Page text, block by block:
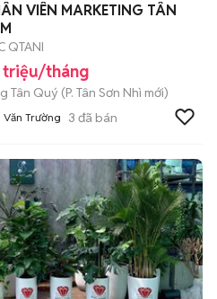
VIÊN MARKETING TÂN
QTANI
triệu/tháng
Tân Quý (P. Tân Sơn Nhì mới)
Trường 3 đã bán